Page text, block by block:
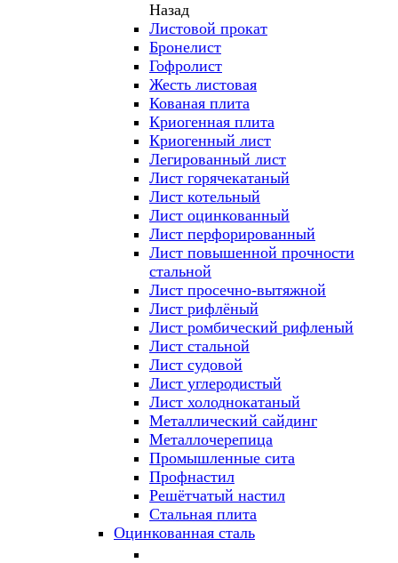
Назад
Листовой прокат
Бронелист
Гофролист
Жесть листовая
Кованая плита
Криогенная плита
Криогенный лист
Легированный лист
Лист горячекатаный
Лист котельный
Лист оцинкованный
Лист перфорированный
Лист повышенной прочности
стальной
Лист просечно-вытяжной
Лист рифлёный
Лист ромбический рифленый
Лист стальной
Лист судовой
Лист углеродистый
Лист холоднокатаный
Металлический сайдинг
Металлочерепица
Промышленные сита
Профнастил
Решётчатый настил
Стальная плита
Оцинкованная сталь